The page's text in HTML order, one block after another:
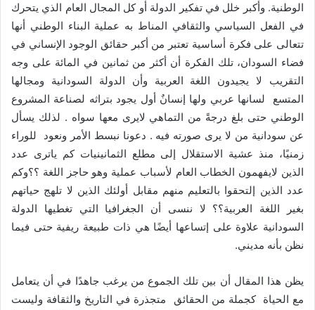
الوطنية. وأكبر خلل في تفكير الدولة أو كل المجال العام الذي يتحرك
في الفعل السياسي والثقافي المناط به عملية البناء الوطني أنها
تتعالى على فكرة أساسية تعتبر من أكبر حقائق الوجود الإنساني في
فضاء السودان، تلك الفكرة أن أكثر من ثمانين في المائة على وجه
التقريب لا يجيدون اللغة العربية وأن الدولة السودانية ومجالها
المتسع لسانها عربي ولها إنسانٌ أول يجود بتراثه لصناعة المشروع
الوطني حتى بلغ درجةً من التماهي لايرى معها سواه . لذلك يسأل
عن سودانية من لا يرى صورته فيه . دعونا نبسط الأمر ونعود للوراء
زمنيًا، منذ عشية الاستقلال إلى مطلع الثمانينيات كم ياترى عدد
الذين لايفهمون الخطاب العام لأسباب عملية وهو حاجز اللغة ؟؟وكم
عدد الذين إلتحقوا بالتعليم منهم مقابل أولئك الذين لا تلهج حياتهم
بغير اللغة العربية؟؟ لا ننسى أن الجغرافيا التي تغطيها الدولة
السودانية علاوة على إتساعها أيضًا هي ذات طبيعة ريفية حتى فيما
نظن بأنه مديني.
يظن هذا المقال أن بين تلك الجموع من يرغب جاهدًا في أن يتعامل
مع الحياة كجملة من الحقائق متجذرة في التاريخ والثقافة وليست